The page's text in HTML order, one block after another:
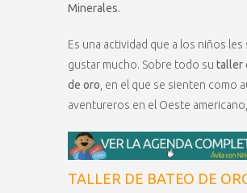
Minerales.
Es una actividad que a los niños les
gustar mucho. Sobre todo su taller
de oro , en el que se sienten como
aventureros en el Oeste americano,
TALLER DE BATEO DE